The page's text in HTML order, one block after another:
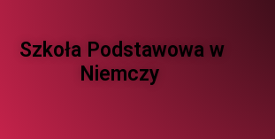
Szkoła Podstawowa w
Niemczy ​